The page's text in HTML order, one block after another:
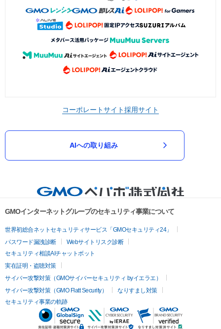
コーポレートサイト採用サイト
AIへの取り組み
GMOインターネットグループのセキュリティ事業について
世界初総合ネットセキュリティサービス「GMOセキュリティ24」
パスワード漏洩診断
Webサイトリスク診断
セキュリティ相談AIチャットボット
実在証明・盗聴対策
サイバー攻撃対策（GMOサイバーセキュリティ byイエラエ）
サイバー攻撃対策（GMO Flatt Security）
なりすまし対策
セキュリティ事業の軌跡